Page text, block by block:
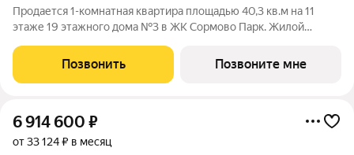
Продается 1-комнатная квартира площадью 40,3 кв.м на 11
этаже 19 этажного дома №3 в ЖК Сормово Парк. Жилой
центральной локации Сормовского района Нижнего
Новгорода. В окружении комплекса Сормовский
Позвонить Позвоните мне
6 914 600 ₽
от 33 124 ₽ в месяц